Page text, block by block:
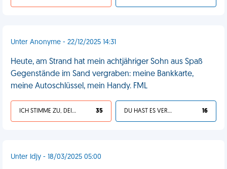
Unter Anonyme - 22/12/2025 14:31
Heute, am Strand hat mein achtjähriger Sohn aus Spaß
Gegenstände im Sand vergraben: meine Bankkarte,
meine Autoschlüssel, mein Handy. FML
ICH STIMME ZU, DEIN LEBEN IST SCHEISSE 35 DU HAST ES VERDIENT 16
Unter Idjy - 18/03/2025 05:00